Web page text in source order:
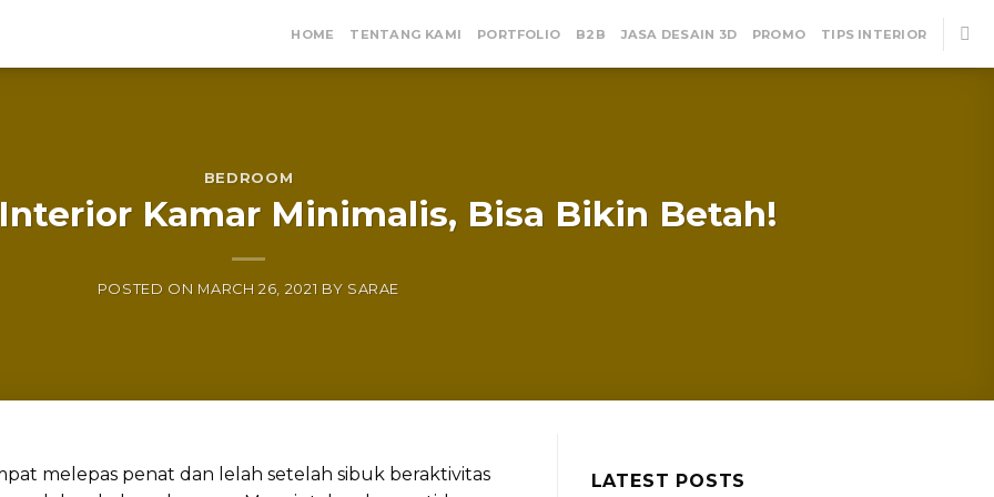
HOME TENTANG KAMI PORTFOLIO B2B JASA DESAIN 3D PROMO TIPS INTERIOR
BEDROOM
Kamar Minimalis, Bisa Bikin Betah!
POSTED ON MARCH 26, 2021 BY SARAE
melepas penat dan lelah setelah sibuk beraktivitas
LATEST POSTS